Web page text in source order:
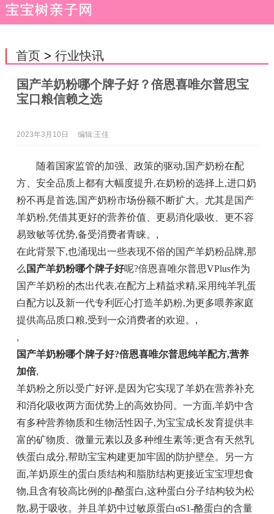
首页> 行业快讯
国产羊奶粉哪个牌子好？倍恩喜唯尔普思宝
宝口粮信赖之选
2023年3月10日 编辑:王佳
随着国家监管的加强、政策的驱动,国产奶粉在配
方、安全品质上都有大幅度提升,在奶粉的选择上,进口奶
粉不再是首选,国产奶粉市场份额不断扩大。尤其是国产
羊奶粉,凭借其更好的营养价值、更易消化吸收、更不容
易致敏等优势,备受消费者青睐。 ,
在此背景下,也涌现出一些表现不俗的国产羊奶粉品牌,那
么 国产羊奶粉哪个牌子好呢?倍恩喜唯尔普思VPlus作为
国产羊奶粉的杰出代表,在配方上精益求精,采用纯羊乳蛋
白配方以及新一代专利匠心打造羊奶粉,为更多喂养家庭
提供高品质口粮,受到一众消费者的欢迎。 ,
,
国产羊奶粉哪个牌子好?倍恩喜唯尔普思纯羊配方,营养
加倍,
羊奶粉之所以受广好评,是因为它实现了羊奶在营养补充
和消化吸收两方面优势上的高效协同。一方面,羊奶中含
有多种营养物质和生物活性因子,为宝宝成长发育提供丰
富的矿物质、微量元素以及多种维生素等;更含有天然乳
铁蛋白成分,帮助宝宝构建更加牢固的防护壁垒。另一方
面,羊奶原生的蛋白质结构和脂肪结构更接近宝宝理想食
物,且含有较高比例的β-酪蛋白,这种蛋白分子结构较为松
散,易于吸收。并且羊奶中过敏原蛋白αS1-酪蛋白的含量